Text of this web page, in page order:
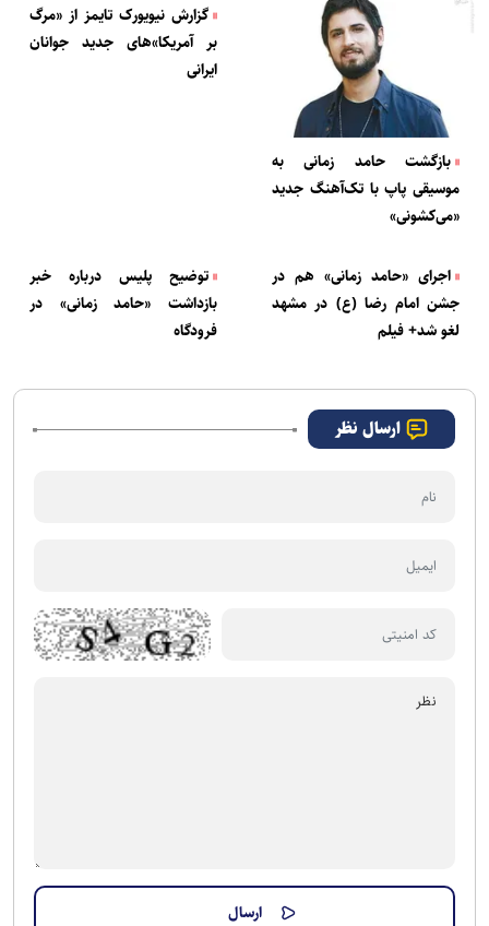
بازگشت حامد زمانی به
موسیقی پاپ با تک‌آهنگ جدید
«می‌کشونی»
گزارش نیویورک تایمز از «مرگ
بر آمریکا»های جدید جوانان
ایرانی
اجرای «حامد زمانی» هم در
جشن امام رضا (ع) در مشهد
لغو شد+ فیلم
توضیح پلیس درباره خبر
بازداشت «حامد زمانی» در
فرودگاه
ارسال نظر